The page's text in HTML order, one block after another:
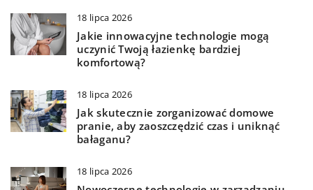
18 lipca 2026
Jakie innowacyjne technologie mogą
uczynić Twoją łazienkę bardziej
komfortową?
18 lipca 2026
Jak skutecznie zorganizować domowe
pranie, aby zaoszczędzić czas i uniknąć
bałaganu?
18 lipca 2026